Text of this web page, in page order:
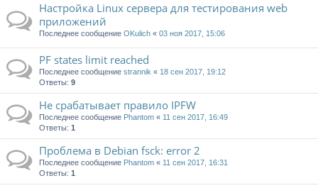
Настройка Linux сервера для тестирования web
приложений
Последнее сообщение OKulich « 03 ноя 2017, 15:06
PF states limit reached
Последнее сообщение strannik « 18 сен 2017, 19:12
Ответы: 9
Не срабатывает правило IPFW
Последнее сообщение Phantom « 11 сен 2017, 16:49
Ответы: 1
Проблема в Debian fsck: error 2
Последнее сообщение Phantom « 11 сен 2017, 16:31
Ответы: 1